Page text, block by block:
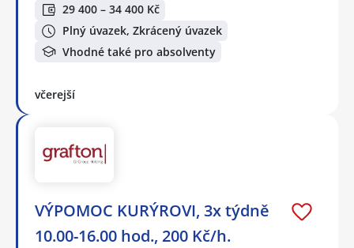
29 400 – 34 400 Kč
Plný úvazek, Zkrácený úvazek
Vhodné také pro absolventy
včerejší
VÝPOMOC KURÝROVI, 3x týdně
10.00-16.00 hod., 200 Kč/h.